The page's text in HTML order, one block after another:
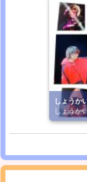
しょうか
しょうか